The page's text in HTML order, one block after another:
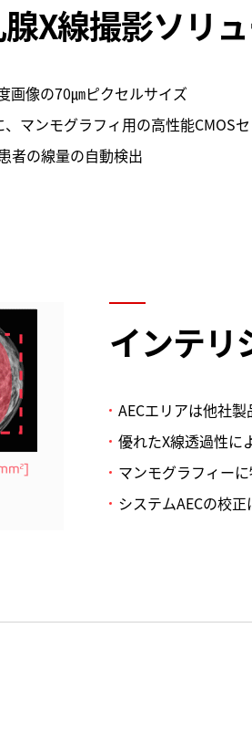
X線撮影ソリ
画像の70㎛ピクセルサイズ
マンモグラフィ用の高性能CMOS
者の線量の自動検出
インテリ
AECエリアは他社
優れたX線透過性に
マンモグラフィー
システムAECの校正